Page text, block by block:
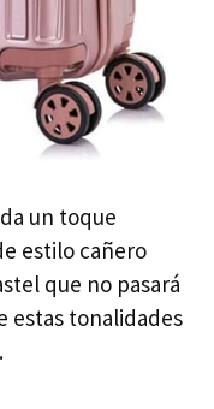
un toque
estilo cañero
que no pasará
estas tonalidades